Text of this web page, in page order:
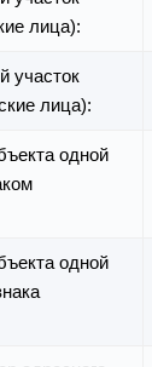
лица):
участок
лица):
одной
одной